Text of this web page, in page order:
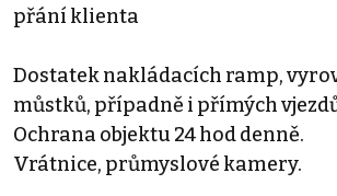
přání klienta
Dostatek nakládacích ramp,
můstků, případně i přímých
Ochrana objektu 24 hod denně.
Vrátnice, průmyslové kamery.